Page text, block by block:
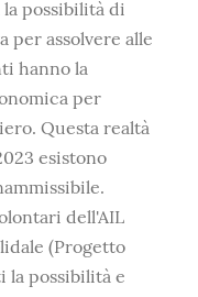
possibilità di
per assolvere alle
hanno la
per
Questa realtà
esistono
dell'AIL
(Progetto
la possibilità e